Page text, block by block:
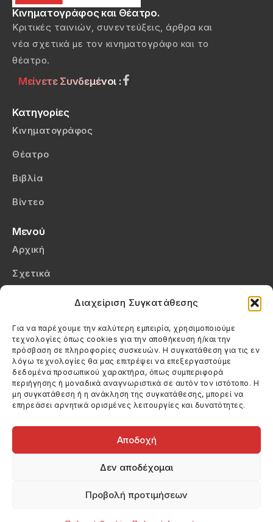
Διαχείριση Συγκατάθεσης
Για να παρέχουμε την καλύτερη εμπειρία, χρησιμοποιούμε
τεχνολογίες όπως cookies για την αποθήκευση ή/και την
πρόσβαση σε πληροφορίες συσκευών. Η συγκατάθεση για τις εν
λόγω τεχνολογίες θα μας επιτρέψει να επεξεργαστούμε
δεδομένα προσωπικού χαρακτήρα, όπως συμπεριφορά
περιήγησης ή μοναδικά αναγνωριστικά σε αυτόν τον ιστότοπο. Η
μη συγκατάθεση ή η ανάκληση της συγκατάθεσης, μπορεί να
επηρεάσει αρνητικά ορισμένες λειτουργίες και δυνατότητες.
Αποδοχή
Δεν αποδέχομαι
Προβολή προτιμήσεων
Κινηματογράφος και Θέατρο.
Κριτικές ταινιών, συνεντεύξεις, άρθρα και
νέα σχετικά με τον κινηματογράφο και το
θέατρο.
Μείνετε Συνδεμένοι :
Κατηγορίες
Κινηματογράφος
Θέατρο
Βιβλία
Βίντεο
Μενού
Αρχική
Σχετικά
Πολιτική Cookies (ΕΕ)
Στοιχεία Επικοινωνίας
Καλεσέ μας
(+30) 6974123481
Στείλε μας email
info@filmandtheater.gr
Copyright 2026 Filmandtheater / All rights reserved